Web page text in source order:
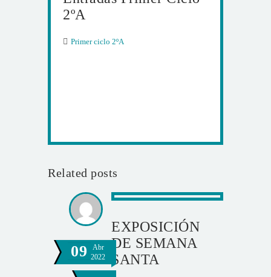
2ºA
Primer ciclo 2ºA
Related posts
09
Abr
2022
EXPOSICIÓN
DE SEMANA
SANTA